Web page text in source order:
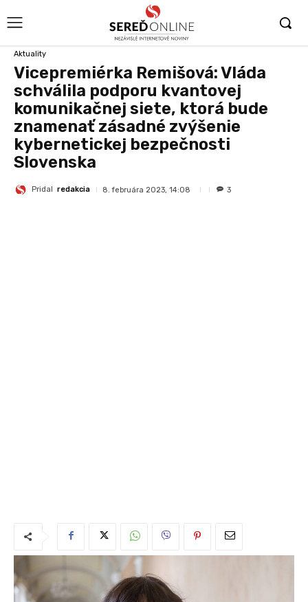
Aktuality
Vicepremiérka Remišová: Vláda
schválila podporu kvantovej
komunikačnej siete, ktorá bude
znamenať zásadné zvýšenie
kybernetickej bezpečnosti
Slovenska
Pridal redakcia 8. februára 2023, 14:08 3